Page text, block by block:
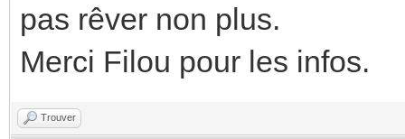
pas rêver non plus.
Merci Filou pour les infos.
Trouver